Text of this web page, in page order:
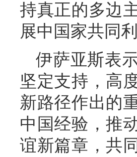
持真正的多边
展中国家共同
伊萨亚斯表
坚定支持，高
新路径作出的
中国经验，推
谊新篇章，共